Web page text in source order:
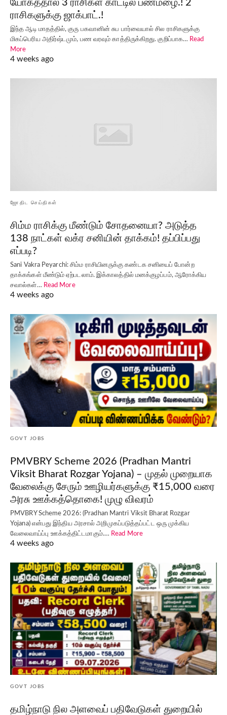
யோகத்தால் 3 ராசிகள் காட்டில் பணமழை.! 2
ராசிகளுக்கு ஜாக்பாட்.!
இந்த ஆடி மாதத்தில், குரு பகவானின் சுப பார்வையால் சில ராசிகளுக்கு
மிகப்பெரிய அதிர்ஷ்டமும், பண வரவும் காத்திருக்கிறது. குறிப்பாக… Read
More
4 weeks ago
ஜோதிட செய்திகள்
சிம்ம ராசிக்கு மீண்டும் சோதனையா? அடுத்த
138 நாட்கள் வக்ர சனியின் தாக்கம்! தப்பிப்பது
எப்படி?
Sani Vakra Peyarchi: சிம்ம ராசியினருக்கு கண்டக சனியைப் போன்ற
தாக்கங்கள் மீண்டும் ஏற்படலாம். இக்காலத்தில் மனக்குழப்பம், ஆரோக்கிய
சவால்கள்… Read More
4 weeks ago
GOVT JOBS
PMVBRY Scheme 2026 (Pradhan Mantri
Viksit Bharat Rozgar Yojana) – முதல் முறையாக
வேலைக்கு சேரும் ஊழியர்களுக்கு ₹15,000 வரை
அரசு ஊக்கத்தொகை! முழு விவரம்
PMVBRY Scheme 2026: (Pradhan Mantri Viksit Bharat Rozgar
Yojana) என்பது இந்திய அரசால் அறிமுகப்படுத்தப்பட்ட ஒரு முக்கிய
வேலைவாய்ப்பு ஊக்கத்திட்டமாகும்.… Read More
4 weeks ago
GOVT JOBS
தமிழ்நாடு நில அளவைப் பதிவேடுகள் துறையில்